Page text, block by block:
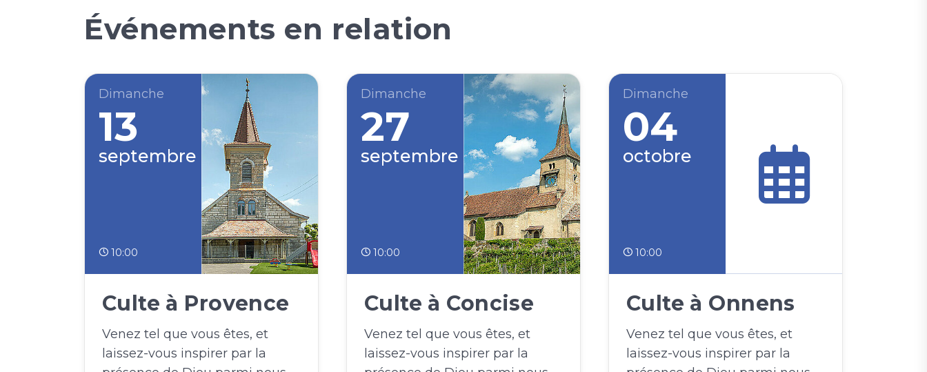
Événements en relation
Dimanche
13
septembre
10:00
Culte à Provence
Venez tel que vous êtes, et
laissez-vous inspirer par la
Dimanche
27
septembre
10:00
Culte à Concise
Venez tel que vous êtes, et
laissez-vous inspirer par la
Dimanche
04
octobre
10:00
Culte à Onnens
Venez tel que vous êtes, et
laissez-vous inspirer par la